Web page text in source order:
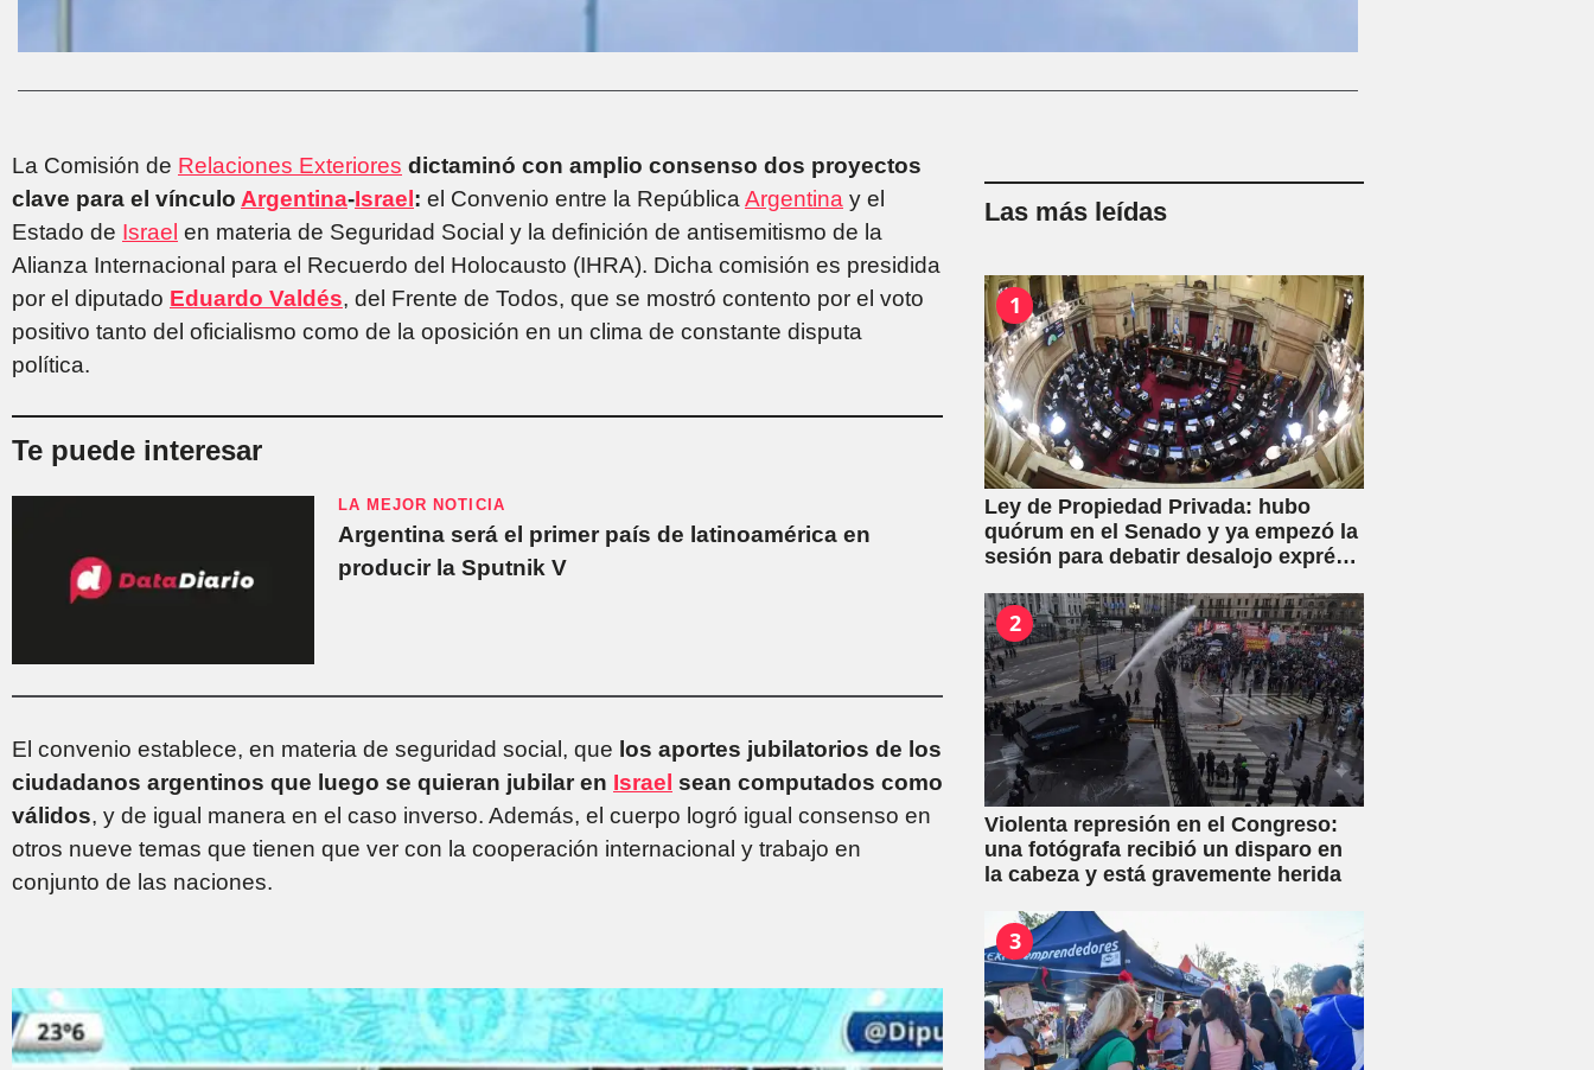
La Comisión de Relaciones Exteriores dictaminó con amplio consenso dos proyectos
clave para el vínculo Argentina-Israel : el Convenio entre la República Argentina y el
Estado de Israel en materia de Seguridad Social y la definición de antisemitismo de la
Alianza Internacional para el Recuerdo del Holocausto (IHRA). Dicha comisión es presidida
por el diputado Eduardo Valdés, del Frente de Todos, que se mostró contento por el voto
positivo tanto del oficialismo como de la oposición en un clima de constante disputa
política.
Te puede interesar
LA MEJOR NOTICIA
Argentina será el primer país de latinoamérica en
producir la Sputnik V
El convenio establece, en materia de seguridad social, que los aportes jubilatorios de los
ciudadanos argentinos que luego se quieran jubilar en Israel sean computados como
válidos, y de igual manera en el caso inverso. Además, el cuerpo logró igual consenso en
otros nueve temas que tienen que ver con la cooperación internacional y trabajo en
conjunto de las naciones.
Las más leídas
1
Ley de Propiedad Privada: hubo
quórum en el Senado y ya empezó la
sesión para debatir desalojo exprés
2
Violenta represión en el Congreso:
una fotógrafa recibió un disparo en
la cabeza y está gravemente herida
3